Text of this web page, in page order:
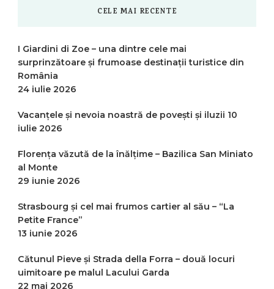
CELE MAI RECENTE
I Giardini di Zoe – una dintre cele mai
surprinzătoare și frumoase destinații turistice din
România
24 iulie 2026
Vacanțele și nevoia noastră de povești și iluzii 10
iulie 2026
Florența văzută de la înălțime – Bazilica San Miniato
al Monte
29 iunie 2026
Strasbourg și cel mai frumos cartier al său – “La
Petite France”
13 iunie 2026
Cătunul Pieve și Strada della Forra – două locuri
uimitoare pe malul Lacului Garda
22 mai 2026